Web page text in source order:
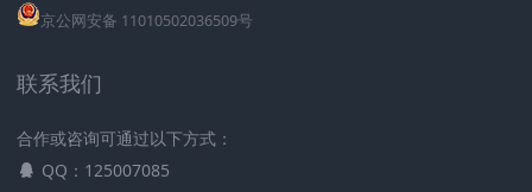
京公网安备 11010502036509号
联系我们
合作或咨询可通过以下方式：
QQ：125007085